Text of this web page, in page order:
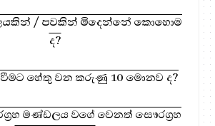
/ පවකින් මිදෙන්නේ කොහොම
ද?
හේතු වන කරුණු 10 මොනව ද?
මණ්ඩලය වගේ වෙනත් සෞරග්‍රහ